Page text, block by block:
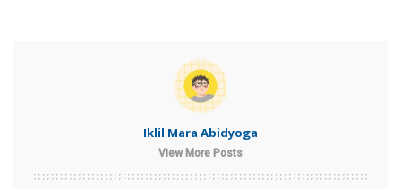
Iklil Mara Abidyoga
View More Posts